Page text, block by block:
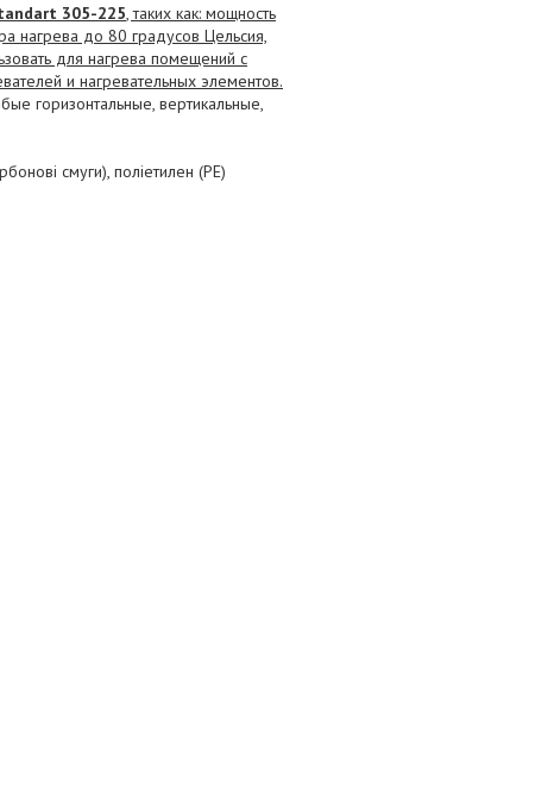
305-225 , таких как: мощность
нагрева до 80 градусов Цельсия,
для нагрева помещений с
и нагревательных элементов.
горизонтальные, вертикальные,
смуги), поліетилен (РЕ)